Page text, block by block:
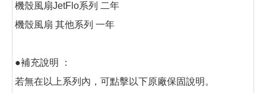
機殼風扇JetFlo系列 二年
機殼風扇 其他系列 一年
●補充說明 ：
若無在以上系列內，可點擊以下原廠保固說明。